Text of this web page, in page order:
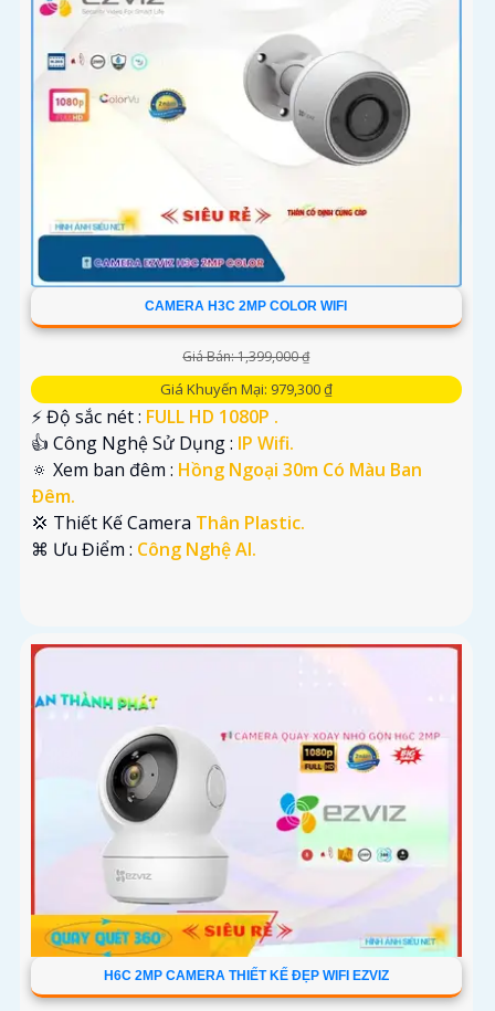
CAMERA H3C 2MP COLOR WIFI
Giá Bán: 1,399,000 ₫
Giá Khuyến Mại: 979,300 ₫
️⚡ Độ sắc nét : FULL HD 1080P .
👍 Công Nghệ Sử Dụng : IP Wifi.
🔅 Xem ban đêm : Hồng Ngoại 30m Có Màu Ban
Ðêm.
💢 Thiết Kế Camera Thân Plastic.
️⌘ Ưu Điểm : Công Nghệ AI.
H6C 2MP CAMERA THIẾT KẾ ĐẸP WIFI EZVIZ